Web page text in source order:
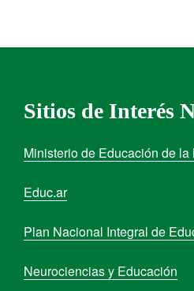
Sitios de Interés
Ministerio de Educación de la
Educ.ar
Plan Nacional Integral de
Neurociencias y Educación